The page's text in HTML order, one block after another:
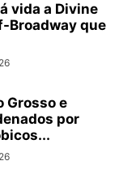
vida a Divine
Broadway que
Grosso e
por